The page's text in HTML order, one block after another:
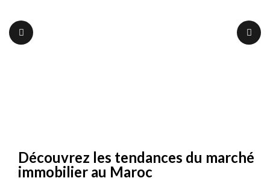
Découvrez les tendances du marché
immobilier au Maroc